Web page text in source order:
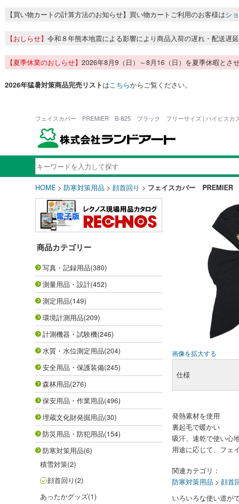
【買い物カートの計算方法のお知らせ】買い物カートご利用のお客様はシ
【おしらせ】 令和８年熊本地震による影響により商品入荷の遅れ・配送遅
【夏季休業のおしらせ】 2026年8月9（日）～8月16（日）を夏季休暇とさ
2026年猛暑対策商品完売リストはこちらからご覧ください。
フェイスカバー PREMIER B-825 ブラック フリーサイズ | ハイビスカス
HOME > 防寒対策用品 > 顔首回り > フェイスカバー
商品カテゴリー
写真・記録用品(380)
測量用品・設計(452)
測定用品(149)
環境計測用品(209)
計測機器・試験機(246)
水質・水位測定用品(204)
安全用品・保護装備(245)
森林用品(276)
保安用品・作業用品(496)
埋蔵文化財発掘用品(30)
防災用品・防犯用品(154)
防寒対策用品(6)
積雪対策(2)
顔首回り (2)
あったかグッズ(1)
画像を拡大する
仕様
発熱素材を使用
裏起毛で暖かい
吸汗、速乾で使い心
用途に応じて、フェ
関連カテゴリ：
防寒対策用品 > 顔首
いろいろな使い道が